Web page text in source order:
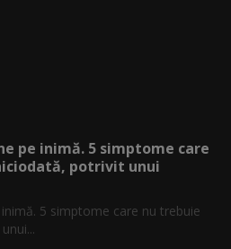
pe inimă. 5 simptome care
potrivit unui
5 simptome care nu trebuie